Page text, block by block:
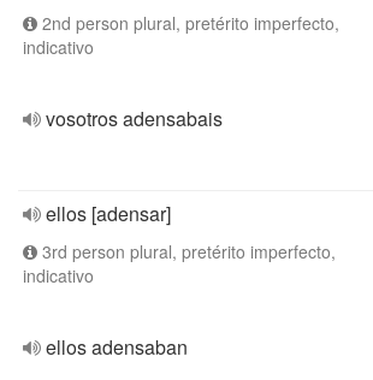
2nd person plural, pretérito imperfecto,
indicativo
vosotros adensabais
ellos [adensar]
3rd person plural, pretérito imperfecto,
indicativo
ellos adensaban